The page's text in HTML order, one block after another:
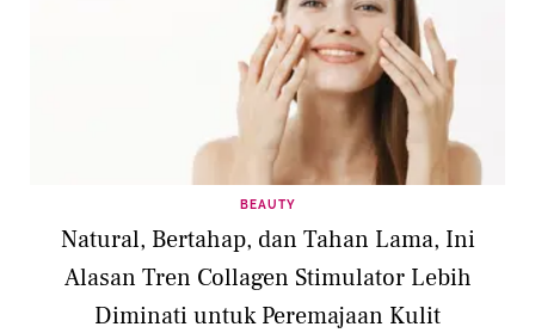
BEAUTY
Natural, Bertahap, dan Tahan Lama, Ini
Alasan Tren Collagen Stimulator Lebih
Diminati untuk Peremajaan Kulit